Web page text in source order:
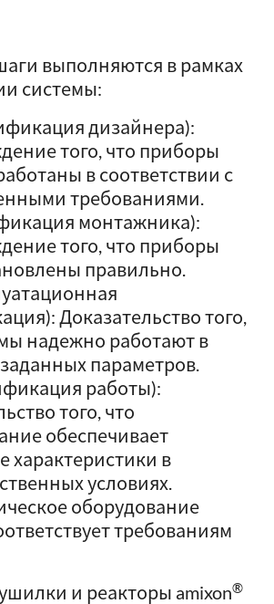
выполняются в рамках
системы:
дизайнера):
того, что приборы
в соответствии с
требованиями.
монтажника):
того, что приборы
правильно.
Доказательство того,
надежно работают в
параметров.
работы):
того, что
обеспечивает
характеристики в
условиях.
оборудование
требованиям
и реакторы amixon®